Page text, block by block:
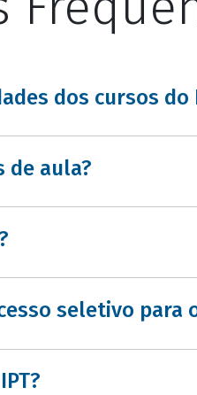
dos cursos do
de aula?
seletivo para